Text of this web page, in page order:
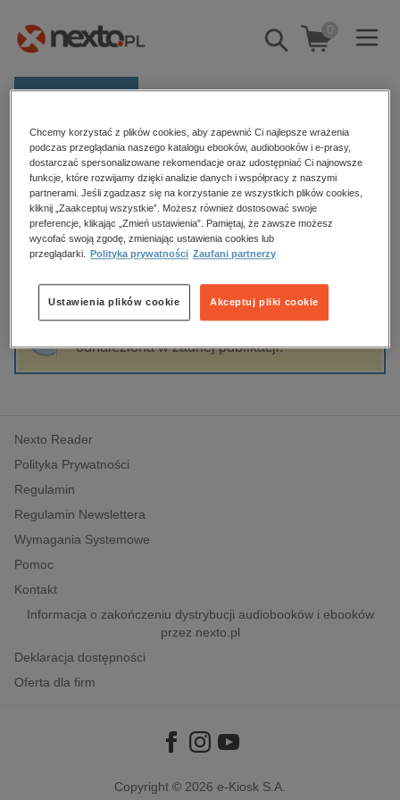
Pokaż/schowaj
wyszukiwarkę
0
E-prasa
Kategorie
Zobacz wszystkie E-prasa
budownictwo, aranżacja wnętrz
biznesowe, branżowe, gospodarka
edukacja
hobby, sport, rozrywka
komputery, internet, technologie, informatyka
polityka, społeczno-informacyjne
psychologiczne
inne
popularno-naukowe
historia
Strona główna Dawid Monka
Dawid Monka
Sortowanie Filtrowanie
odnaleziona w żadnej publikacji.
Nexto Reader
Polityka Prywatności
Regulamin
Regulamin Newslettera
Wymagania Systemowe
Pomoc
Kontakt
Informacja o zakończeniu dystrybucji audiobooków i ebooków
przez nexto.pl
Deklaracja dostępności
Oferta dla firm
Copyright © 2026 e-Kiosk S.A.
Chcemy korzystać z plików cookies, aby zapewnić Ci najlepsze wrażenia
podczas przeglądania naszego katalogu ebooków, audiobooków i e-prasy,
dostarczać spersonalizowane rekomendacje oraz udostępniać Ci najnowsze
funkcje, które rozwijamy dzięki analizie danych i współpracy z naszymi
partnerami. Jeśli zgadzasz się na korzystanie ze wszystkich plików cookies,
kliknij „Zaakceptuj wszystkie”. Możesz również dostosować swoje
preferencje, klikając „Zmień ustawienia”. Pamiętaj, że zawsze możesz
wycofać swoją zgodę, zmieniając ustawienia cookies lub
przeglądarki.
Polityka prywatności Zaufani partnerzy
Akceptuj pliki cookie
Ustawienia plików cookie